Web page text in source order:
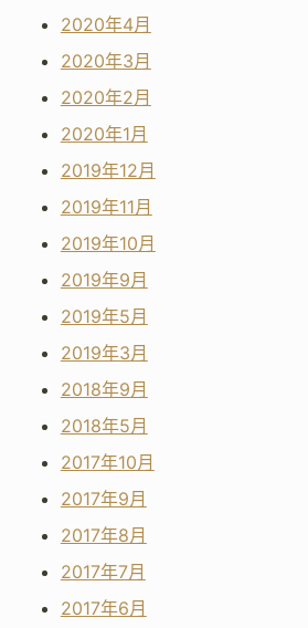
2020年4月
2020年3月
2020年2月
2020年1月
2019年12月
2019年11月
2019年10月
2019年9月
2019年5月
2019年3月
2018年9月
2018年5月
2017年10月
2017年9月
2017年8月
2017年7月
2017年6月